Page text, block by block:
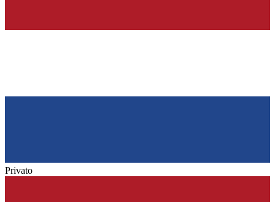
Privato